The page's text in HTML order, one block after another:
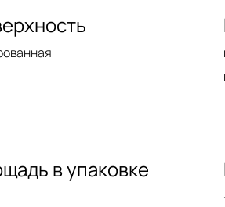
в упаковке